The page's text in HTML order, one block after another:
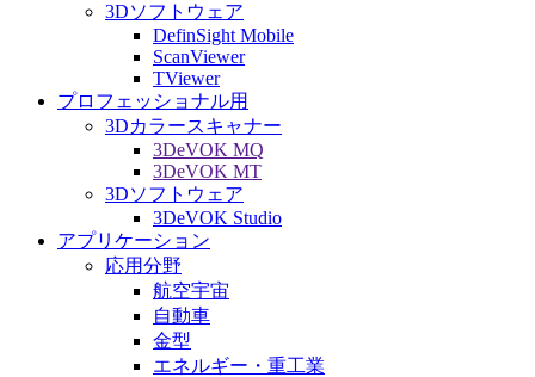
3Dソフトウェア
DefinSight Mobile
ScanViewer
TViewer
プロフェッショナル用
3Dカラースキャナー
3DeVOK MQ
3DeVOK MT
3Dソフトウェア
3DeVOK Studio
アプリケーション
応用分野
航空宇宙
自動車
金型
エネルギー・重工業